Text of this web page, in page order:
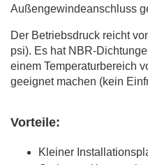
Außengewindeanschluss
Der Betriebsdruck reicht
psi). Es hat NBR-
einem Temperaturbereich
geeignet machen (kein
Vorteile:
Kleiner